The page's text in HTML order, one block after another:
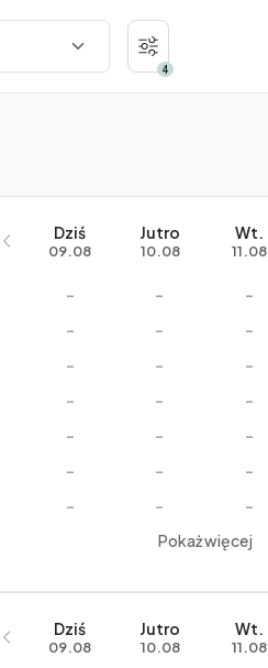
4
Dziś
09.08
Jutro
10.08
Wt.
11.08
–
–
–
–
–
–
–
–
–
–
–
–
–
–
–
–
–
–
–
–
–
Pokaż więcej
Dziś
09.08
Jutro
10.08
Wt.
11.08